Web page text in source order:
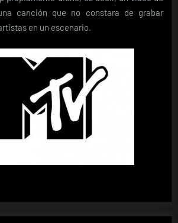
canción que no constara de grabar
en un escenario.